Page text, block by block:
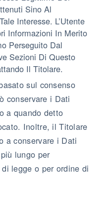
Sino Al
Interesse. L’Utente
Informazioni In Merito
Perseguito Dal
Sezioni Di Questo
Il Titolare.
sul consenso
conservare i Dati
a quando detto
Inoltre, il Titolare
a conservare i Dati
lungo per
legge o per ordine di